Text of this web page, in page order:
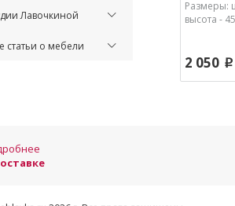
Лавочкиной
о мебели
Размеры:
высота -
2 050 p